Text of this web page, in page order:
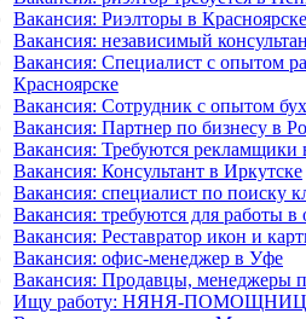
Вакансия: Риэлторы в Красноярске
Вакансия: независимый
Вакансия: Специалист с опытом
Красноярске
Вакансия: Сотрудник с опытом
Вакансия: Партнер по бизнесу в
Вакансия: Требуются рекламщики
Вакансия: Консультант в Иркутске
Вакансия: специалист по поиску
Вакансия: требуются для работы в
Вакансия: Реставратор икон и
Вакансия: офис-менеджер в Уфе
Вакансия: Продавцы, менеджеры
Ищу работу: НЯНЯ-